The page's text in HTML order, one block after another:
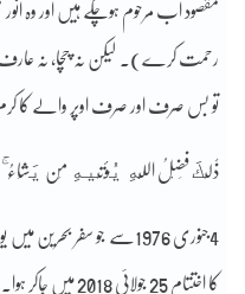
مقصود اب مرحوم ہوچکے ہیں اور وہ
رحمت کرے)۔ لیکن نہ چچا، نہ عارف
تو بس صرف اور صرف اوپر والے کا
ذَٰلِكَ فَضْلُ اللَّهِ يُؤْتِيهِ مَن يَشَاءُ
4جنوری 1976سے جو سفر
کا اختتام 25 جولائی 2018 میں جاکر ہوا۔ رہے نام اللہ کا۔